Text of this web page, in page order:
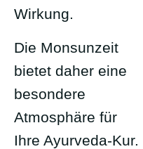
Wirkung.
Die Monsunzeit
bietet daher eine
besondere
Atmosphäre für
Ihre Ayurveda-Kur.